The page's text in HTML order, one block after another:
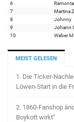
6
7
Martina
8
Johnny
9
Johann
10
Weber
MEIST GELESEN
1. Die Ticker-
Löwen-Start in die
2. 1860-Fanshop
Boykott wirkt"